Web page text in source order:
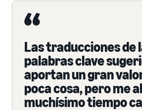
Las traducciones de
palabras clave
aportan un gran
poca cosa, pero me
muchísimo tiempo